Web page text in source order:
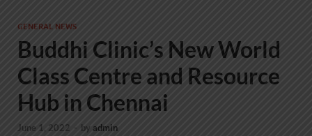
GENERAL NEWS
Buddhi Clinic’s New World
Class Centre and Resource
Hub in Chennai
June 1, 2022 - by admin